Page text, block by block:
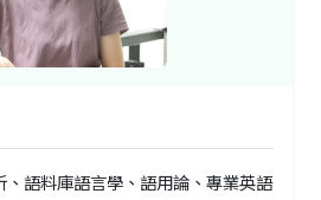
、語料庫語言學、語用論、專業英語